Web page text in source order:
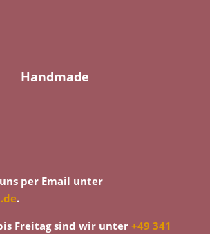
Handmade
per Email unter
.
Freitag sind wir unter +49 341